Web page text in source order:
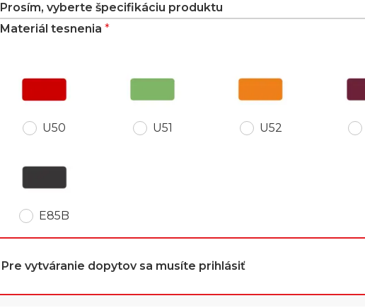
Prosím, vyberte špecifikáciu produktu
Materiál tesnenia *
U50 U51 U52
E85B
Pre vytváranie dopytov sa musíte prihlásiť